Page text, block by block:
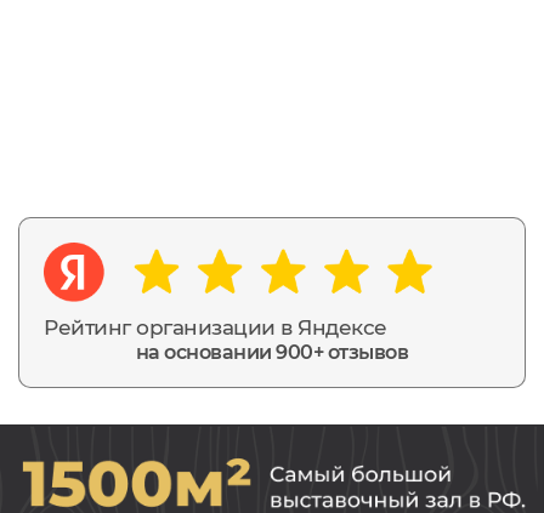
Рейтинг организации в Яндексе
на основании 900+ отзывов